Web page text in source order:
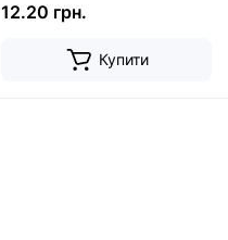
12.20 грн.
Купити